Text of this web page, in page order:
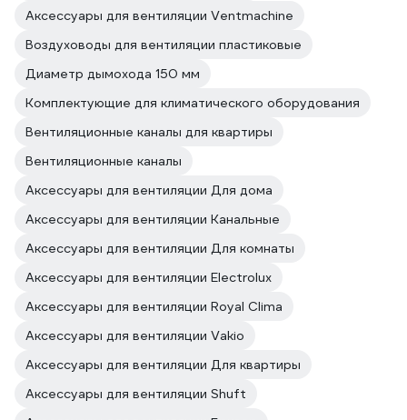
Аксессуары для вентиляции Ventmachine
Воздуховоды для вентиляции пластиковые
Диаметр дымохода 150 мм
Комплектующие для климатического оборудования
Вентиляционные каналы для квартиры
Вентиляционные каналы
Аксессуары для вентиляции Для дома
Аксессуары для вентиляции Канальные
Аксессуары для вентиляции Для комнаты
Аксессуары для вентиляции Electrolux
Аксессуары для вентиляции Royal Clima
Аксессуары для вентиляции Vakio
Аксессуары для вентиляции Для квартиры
Аксессуары для вентиляции Shuft